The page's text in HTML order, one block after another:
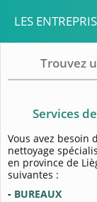
LES
Trouvez
Services
Vous avez
nettoyage
en province de
suivantes :
- BUREAUX